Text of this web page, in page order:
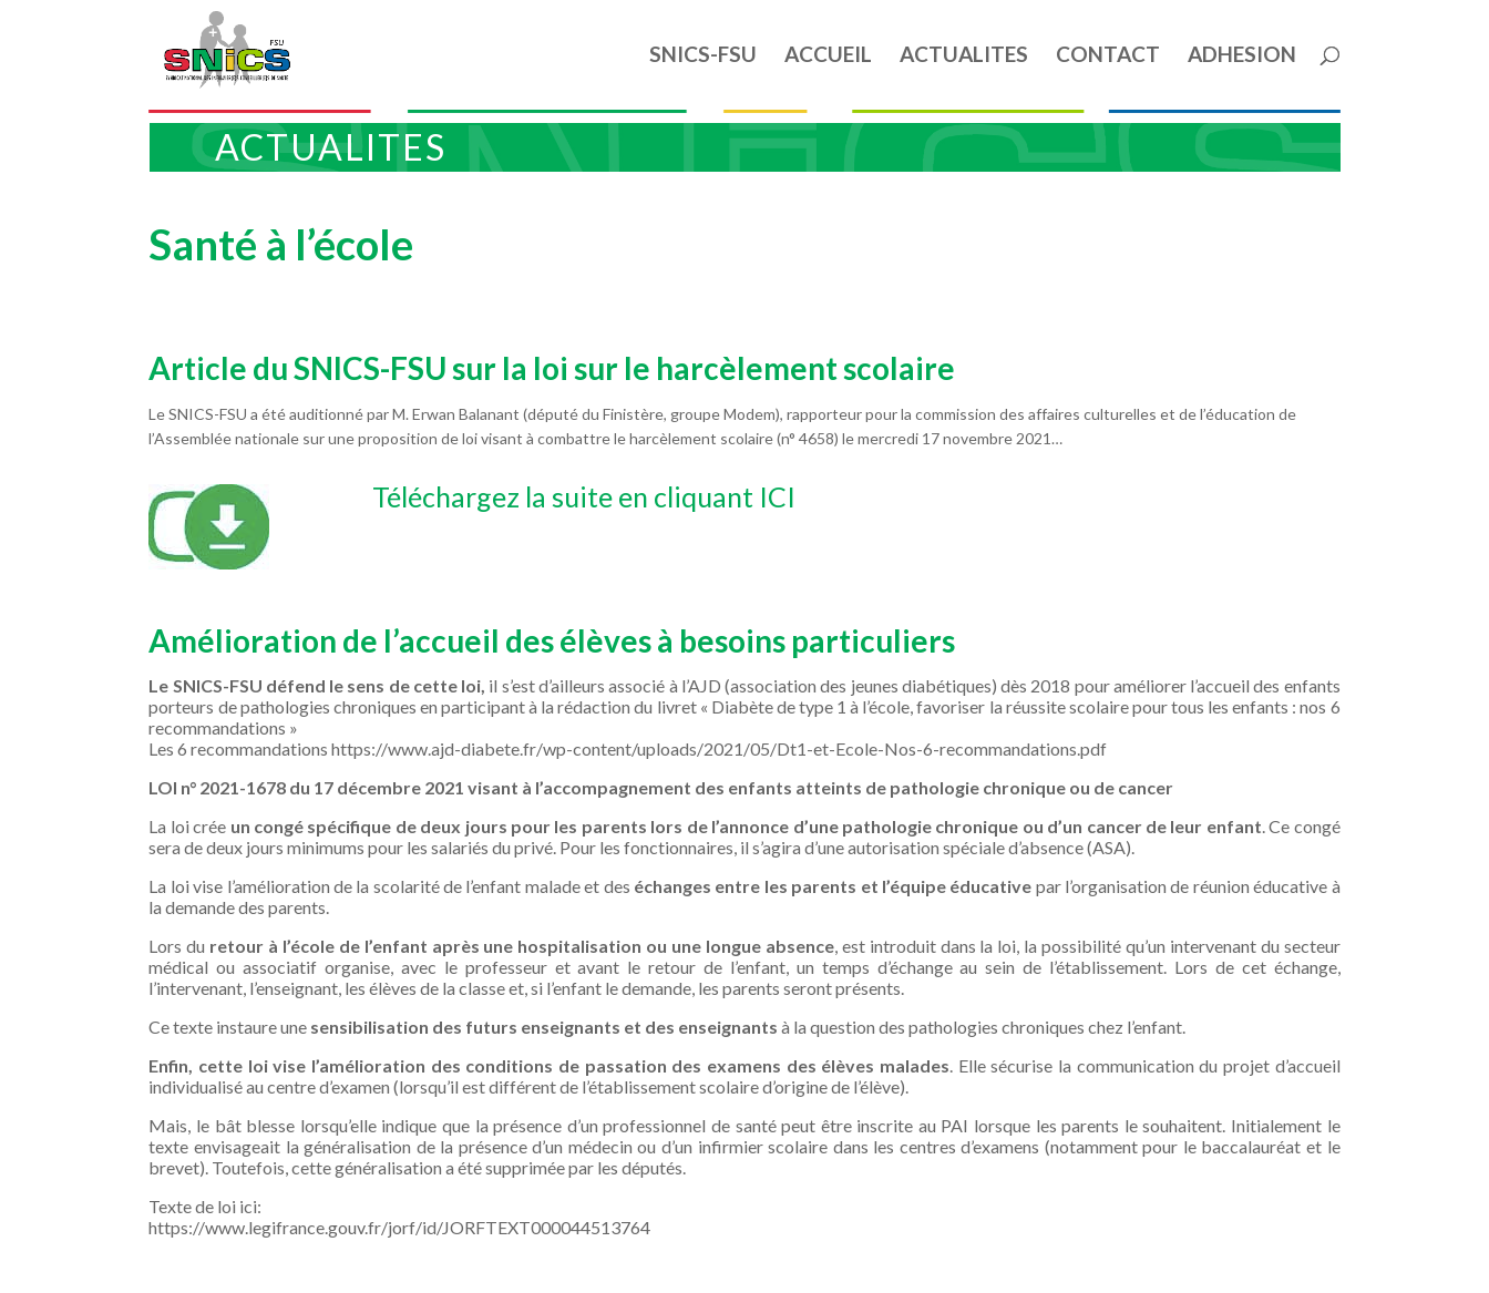
SNICS-FSU ACCUEIL ACTUALITES CONTACT ADHESION
ACTUALITES
Santé à l’école
Article du SNICS-FSU sur la loi sur le harcèlement scolaire
Le SNICS-FSU a été auditionné par M. Erwan Balanant (député du Finistère, groupe Modem), rapporteur pour la commission des affaires culturelles et de l’éducation de
l’Assemblée nationale sur une proposition de loi visant à combattre le harcèlement scolaire (n° 4658) le mercredi 17 novembre 2021…
Téléchargez la suite en cliquant ICI
Amélioration de l’accueil des élèves à besoins particuliers
Le SNICS-FSU défend le sens de cette loi, il s’est d’ailleurs associé à l’AJD (association des jeunes diabétiques) dès 2018 pour améliorer l’accueil des enfants
porteurs de pathologies chroniques en participant à la rédaction du livret « Diabète de type 1 à l’école, favoriser la réussite scolaire pour tous les enfants : nos 6
recommandations »
Les 6 recommandations https://www.ajd-diabete.fr/wp-content/uploads/2021/05/Dt1-et-Ecole-Nos-6-recommandations.pdf
LOI n° 2021-1678 du 17 décembre 2021 visant à l’accompagnement des enfants atteints de pathologie chronique ou de cancer
La loi crée un congé spécifique de deux jours pour les parents lors de l’annonce d’une pathologie chronique ou d’un cancer de leur enfant. Ce congé
sera de deux jours minimums pour les salariés du privé. Pour les fonctionnaires, il s’agira d’une autorisation spéciale d’absence (ASA).
La loi vise l’amélioration de la scolarité de l’enfant malade et des échanges entre les parents et l’équipe éducative par l’organisation de réunion éducative à
la demande des parents.
Lors du retour à l’école de l’enfant après une hospitalisation ou une longue absence, est introduit dans la loi, la possibilité qu’un intervenant du secteur
médical ou associatif organise, avec le professeur et avant le retour de l’enfant, un temps d’échange au sein de l’établissement. Lors de cet échange,
l’intervenant, l’enseignant, les élèves de la classe et, si l’enfant le demande, les parents seront présents.
Ce texte instaure une sensibilisation des futurs enseignants et des enseignants à la question des pathologies chroniques chez l’enfant.
Enfin, cette loi vise l’amélioration des conditions de passation des examens des élèves malades. Elle sécurise la communication du projet d’accueil
individualisé au centre d’examen (lorsqu’il est différent de l’établissement scolaire d’origine de l’élève).
Mais, le bât blesse lorsqu’elle indique que la présence d’un professionnel de santé peut être inscrite au PAI lorsque les parents le souhaitent. Initialement le
texte envisageait la généralisation de la présence d’un médecin ou d’un infirmier scolaire dans les centres d’examens (notamment pour le baccalauréat et le
brevet). Toutefois, cette généralisation a été supprimée par les députés.
Texte de loi ici:
https://www.legifrance.gouv.fr/jorf/id/JORFTEXT000044513764